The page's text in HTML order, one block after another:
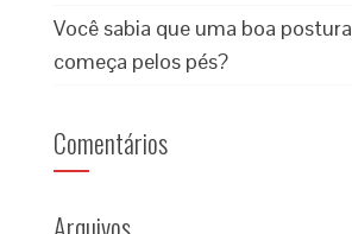
Você sabia que uma boa postura
começa pelos pés?
Comentários